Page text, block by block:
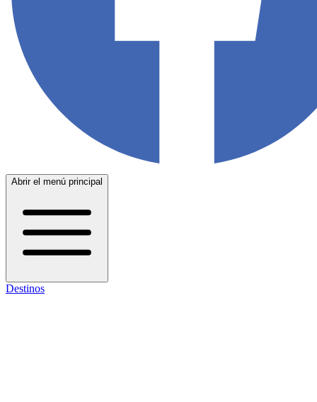
Abrir el menú principal
Destinos